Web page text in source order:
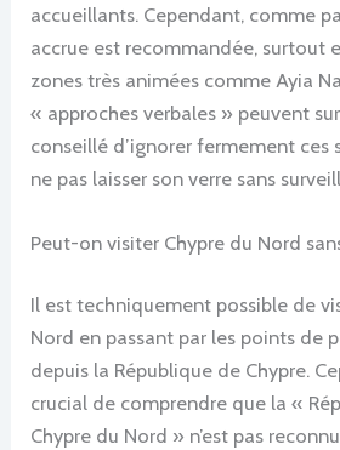
accueillants. Cependant, comme
accrue est recommandée, surtout
zones très animées comme Ayia
« approches verbales » peuvent
conseillé d’ignorer fermement
ne pas laisser son verre sans
Peut-on visiter Chypre du Nord
Il est techniquement possible de
Nord en passant par les points de
depuis la République de Chypre.
crucial de comprendre que la «
Chypre du Nord » n’est pas